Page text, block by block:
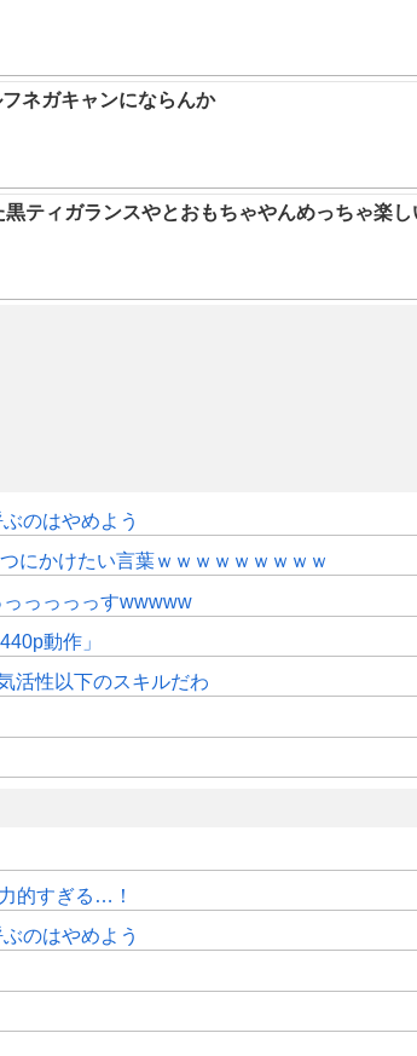
ネガキャンにならんか
ティガランスやとおもちゃやんめっちゃ楽し
のはやめよう
にかけたい言葉ｗｗｗｗｗｗｗｗｗ
っっっっすwwwww
動作」
活性以下のスキルだわ
的すぎる…！
のはやめよう